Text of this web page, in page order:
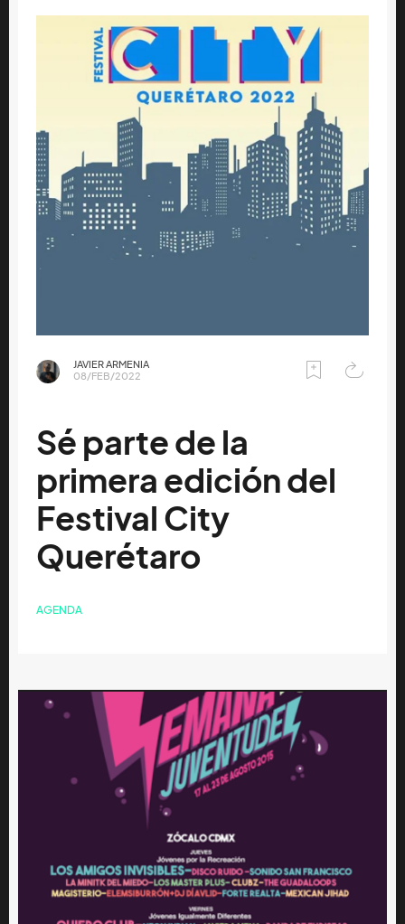
JAVIER ARMENIA
08/FEB/2022
Sé parte de la
primera edición del
Festival City
Querétaro
AGENDA